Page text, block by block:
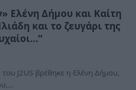
Ελένη Δήμου και Καίτη
και το ζευγάρι της
του J2US βρέθηκε η Ελένη Δήμου,